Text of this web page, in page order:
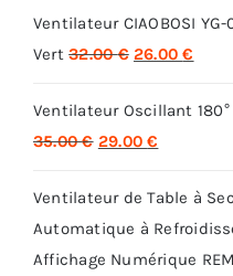
Ventilateur CIAOBOSI
Vert 32.00€ Le
initial
était :
26.00€
Ventilateur Oscillant 180°
35.00€ Le
initial
était :
35.00 €.
29.00€
actuel
est :
29.00 €.
Ventilateur de Table à
Automatique à
Affichage Numérique